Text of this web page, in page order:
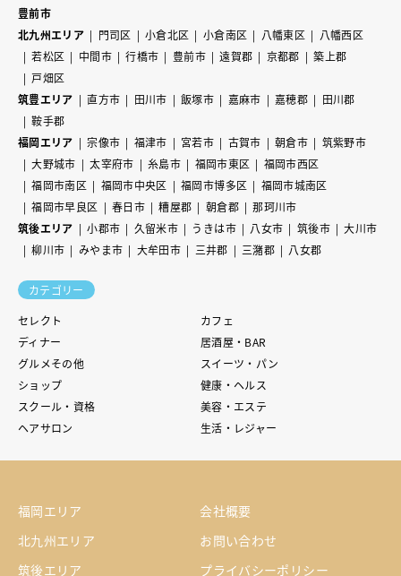
豊前市
北九州エリア
門司区 小倉北区 小倉南区 八幡東区
八幡西区
若松区
中間市 行橋市 豊前市 遠賀郡 京都郡
築上郡
戸畑区
筑豊エリア
直方市 田川市 飯塚市 嘉麻市 嘉穂郡
田川郡
鞍手郡
福岡エリア
宗像市 福津市 宮若市 古賀市 朝倉市
筑紫野市
大野城市
太宰府市 糸島市 福岡市東区
福岡市西区
福岡市南区
福岡市中央区 福岡市博多区
福岡市城南区
福岡市早良区
春日市 糟屋郡 朝倉郡
那珂川市
筑後エリア
小郡市 久留米市 うきは市 八女市 筑後市
大川市
柳川市
みやま市 大牟田市 三井郡 三潴郡 八女郡
カテゴリー
セレクト
カフェ
ディナー
居酒屋・BAR
グルメその他
スイーツ・パン
ショップ
健康・ヘルス
スクール・資格
美容・エステ
ヘアサロン
生活・レジャー
福岡エリア
北九州エリア
筑後エリア
会社概要
お問い合わせ
プライバシーポリシー